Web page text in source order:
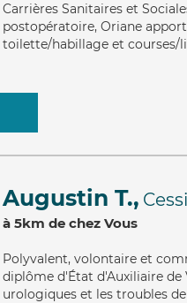
Carrières Sanitaires et
postopératoire, Oriane
toilette/habillage et courses/
Augustin T.,
à 5km de chez Vous
Polyvalent, volontaire et
diplôme d'État d'Auxiliaire de
urologiques et les troubles